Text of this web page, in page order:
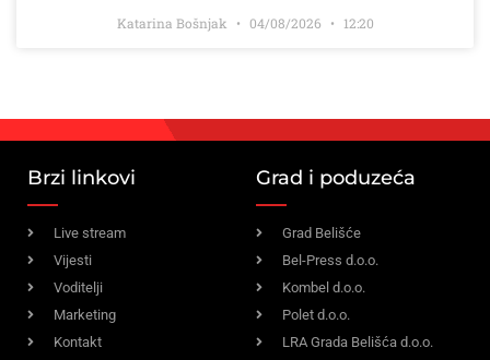
Katarina Bošnjak 04/08/2026 12:20
Brzi linkovi
Live stream
Vijesti
Voditelji
Marketing
Kontakt
Grad i poduzeća
Grad Belišće
Bel-Press d.o.o.
Kombel d.o.o.
Polet d.o.o.
LRA Grada Belišća d.o.o.